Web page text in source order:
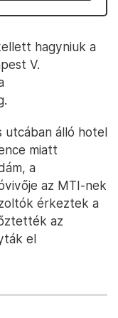
hagyniuk a
V.
utcában álló hotel
miatt
a
az MTI-nek
érkeztek a
az
el